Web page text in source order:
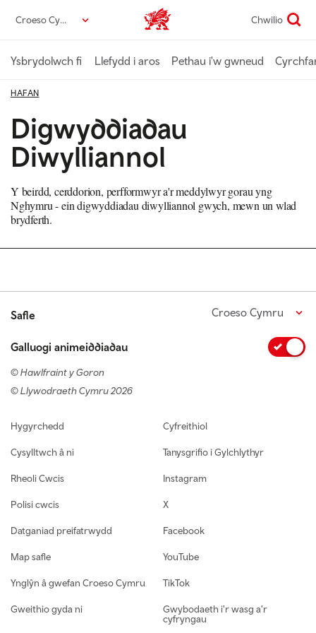
gynnwys
Croeso Cymru Croeso Cymru home Chwilio
Ysbrydolwch fi Llefydd i aros Pethau i'w gwneud
HAFAN
Digwyddiadau
Diwylliannol
Y beirdd, cerddorion, perfformwyr a'r meddylwyr gorau yng
Nghymru - ein digwyddiadau diwylliannol gwych, mewn un wlad
brydferth.
Safle Croeso Cymru
Galluogi animeiddiadau
© Hawlfraint y Goron
© Llywodraeth Cymru 2026
Footer navigation
Hygyrchedd
Cysylltwch â ni
Rheoli Cwcis
Polisi cwcis
Datganiad preifatrwydd
Map safle
Ynglŷn â gwefan Croeso Cymru
Gweithio gyda ni
Cyfreithiol
Tanysgrifio i Gylchlythyr
Instagram
X
Facebook
YouTube
TikTok
Gwybodaeth i'r wasg a'r
cyfryngau